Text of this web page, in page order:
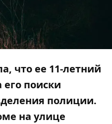
что ее 11-летний
поиски
полиции.
на улице